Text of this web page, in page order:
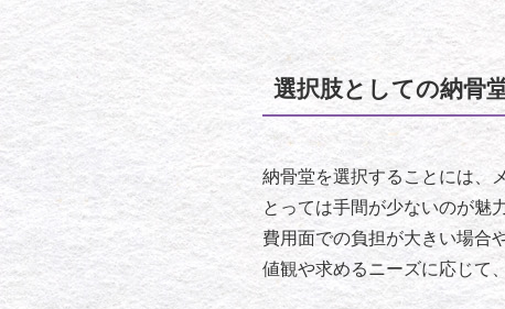
選択肢としての納骨
納骨堂を選択することには、
とっては手間が少ないのが魅
費用面での負担が大きい場合
値観や求めるニーズに応じて